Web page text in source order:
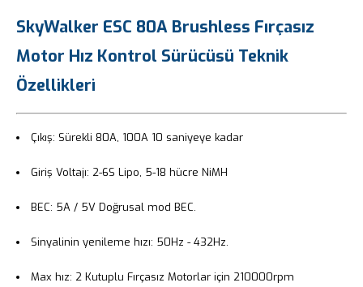
SkyWalker ESC 80A Brushless Fırçasız
Motor Hız Kontrol Sürücüsü Teknik
Özellikleri
Çıkış: Sürekli 80A, 100A 10 saniyeye kadar
Giriş Voltajı: 2-6S Lipo, 5-18 hücre NiMH
BEC: 5A / 5V Doğrusal mod BEC.
Sinyalinin yenileme hızı: 50Hz - 432Hz.
Max hız: 2 Kutuplu Fırçasız Motorlar için 210000rpm